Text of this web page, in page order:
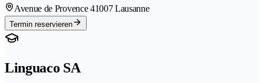
Avenue de Provence 41007 Lausanne
Termin reservieren
Linguaco SA